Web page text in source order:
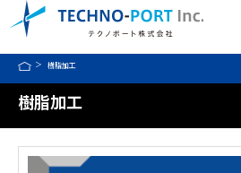
樹脂加工
樹脂加工